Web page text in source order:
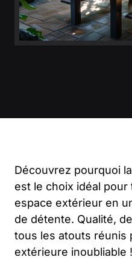
Découvrez pourquoi
est le choix idéal
espace extérieur en
de détente. Qualité,
tous les atouts réunis
extérieure inoubliable !